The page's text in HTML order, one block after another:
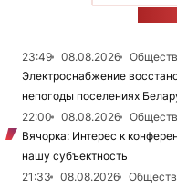
23:49 08.08.2026
Электроснабжение
непогоды поселениях
22:00
08.08.2026
Вячорка: Интерес к
нашу субъектность
21:33
08.08.2026